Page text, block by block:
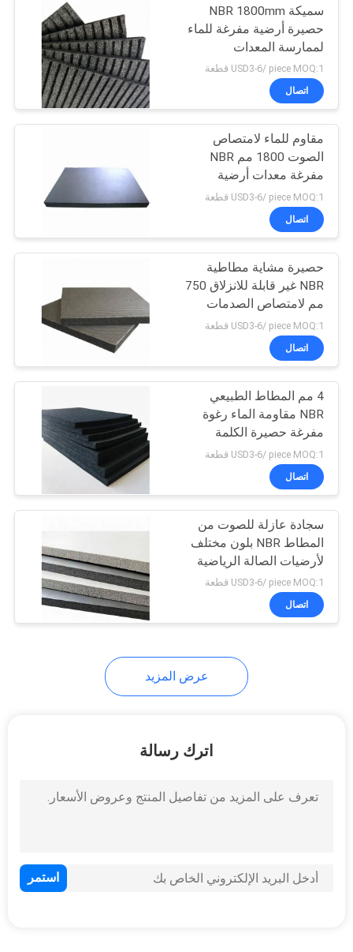
قبضة من المطاط
الإسفنجي
22
حصيرة أرضية المشاية
13
أهداف الرماية بالطين
13
أهداف كلاي حمامة
12
حصيرة اليوغا عدم
سميكة NBR 1800mm
حصيرة أرضية مفرغة للماء
لممارسة المعدات
USD3-6/ piece MOQ:1 قطعة
اتصال
مقاوم للماء لامتصاص
الصوت 1800 مم NBR
مفرغة معدات أرضية
حصيرة
USD3-6/ piece MOQ:1 قطعة
اتصال
حصيرة مشاية مطاطية
NBR غير قابلة للانزلاق 750
مم لامتصاص الصدمات
USD3-6/ piece MOQ:1 قطعة
اتصال
4 مم المطاط الطبيعي
NBR مقاومة الماء رغوة
مفرغة حصيرة الكلمة
USD3-6/ piece MOQ:1 قطعة
اتصال
سجادة عازلة للصوت من
المطاط NBR بلون مختلف
لأرضيات الصالة الرياضية
USD3-6/ piece MOQ:1 قطعة
اتصال
عرض المزيد
اترك رسالة